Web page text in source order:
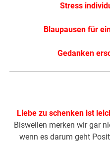
Stress
Blaupausen für
Gedanken
Liebe zu schenken ist
Bisweilen merken wir gar
wenn es darum geht